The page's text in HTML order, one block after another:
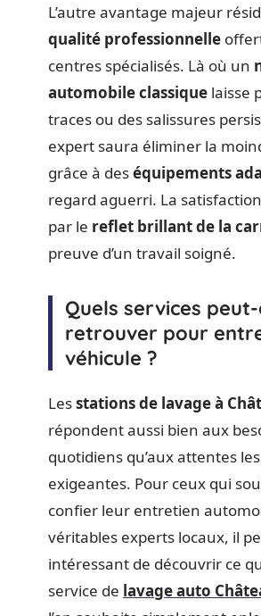
L’autre avantage majeur
qualité professionnelle
centres spécialisés. Là où un
automobile classique laisse
traces ou des salissures
expert saura éliminer la
grâce à deséquipements
regard aguerri. La
par le reflet brillant de la
preuve d’un travail soigné.
Quels services
retrouver pour
véhicule ?
Lesstations de lavage à
répondent aussi bien aux
quotidiens qu’aux attentes
exigeantes. Pour ceux qui
confier leur entretien
véritables experts locaux, il
intéressant de découvrir ce
service de lavage auto